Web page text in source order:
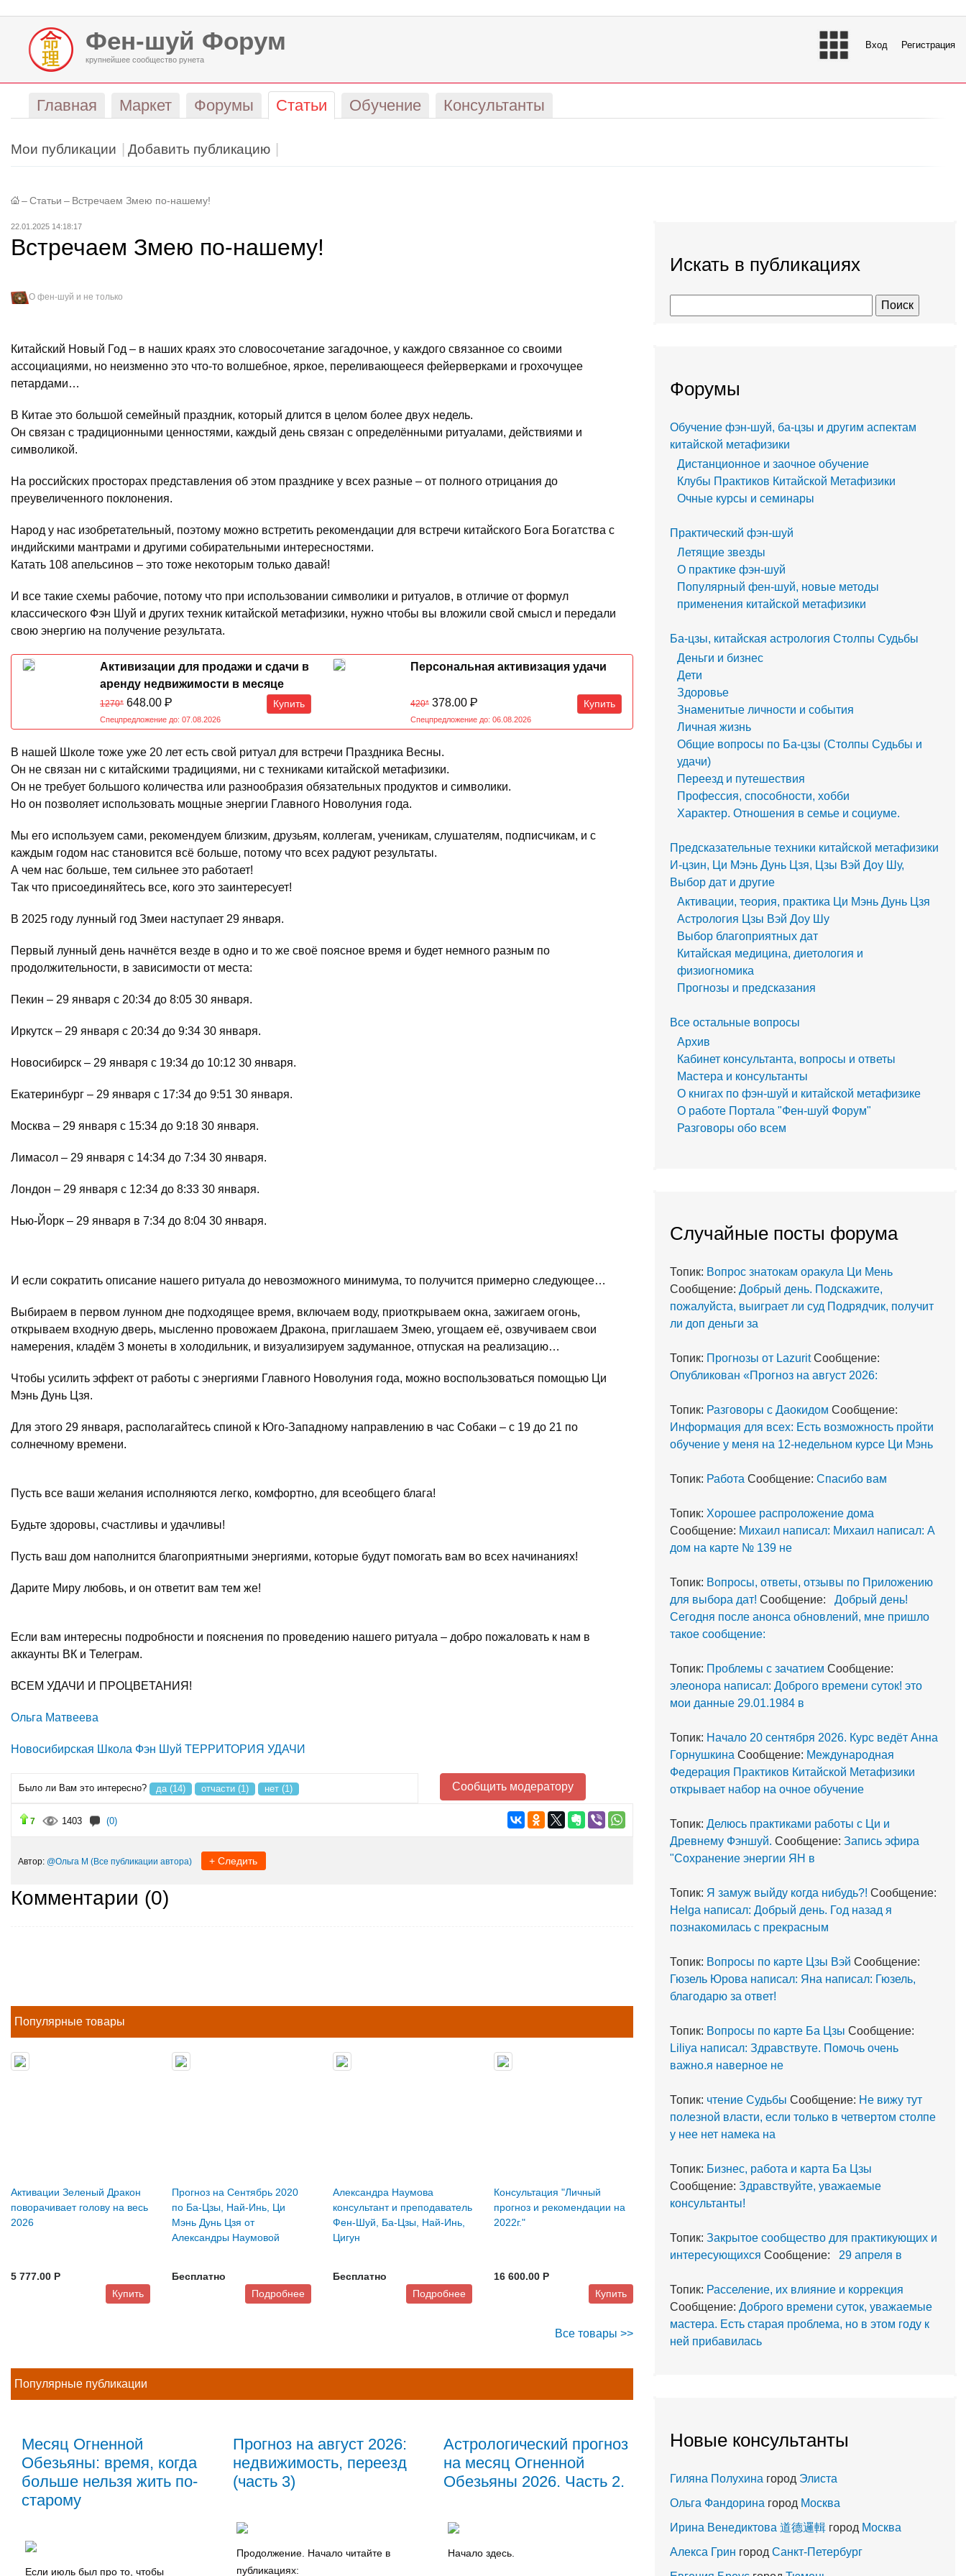
Фен-шуй Форум
крупнейшее сообщество рунета
Вход Регистрация
Главная Маркет Форумы Статьи Обучение Консультанты
Мои публикации Добавить публикацию
– Статьи – Встречаем Змею по-нашему!
22.01.2025 14:18:17
Встречаем Змею по-нашему!
О фен-шуй и не только
Китайский Новый Год – в наших краях это словосочетание загадочное, у каждого связанное со своими
ассоциациями, но неизменно это что-то волшебное, яркое, переливающееся фейерверками и грохочущее
петардами…
В Китае это большой семейный праздник, который длится в целом более двух недель.
Он связан с традиционными ценностями, каждый день связан с определёнными ритуалами, действиями и
символикой.
На российских просторах представления об этом празднике у всех разные – от полного отрицания до
преувеличенного поклонения.
Народ у нас изобретательный, поэтому можно встретить рекомендации для встречи китайского Бога Богатства с
индийскими мантрами и другими собирательными интересностями.
Катать 108 апельсинов – это тоже некоторым только давай!
И все такие схемы рабочие, потому что при использовании символики и ритуалов, в отличие от формул
классического Фэн Шуй и других техник китайской метафизики, нужно чтобы вы вложили свой смысл и передали
свою энергию на получение результата.
Активизации для продажи и сдачи в
аренду недвижимости в месяце
Обезьяны 07.08-07.09.2026
1270* 648.00 Р Купить
Спецпредложение до: 07.08.2026
Персональная активизация удачи
420* 378.00 Р Купить
Спецпредложение до: 06.08.2026
В нашей Школе тоже уже 20 лет есть свой ритуал для встречи Праздника Весны.
Он не связан ни с китайскими традициями, ни с техниками китайской метафизики.
Он не требует большого количества или разнообразия обязательных продуктов и символики.
Но он позволяет использовать мощные энергии Главного Новолуния года.
Мы его используем сами, рекомендуем близким, друзьям, коллегам, ученикам, слушателям, подписчикам, и с
каждым годом нас становится всё больше, потому что всех радуют результаты.
А чем нас больше, тем сильнее это работает!
Так что присоединяйтесь все, кого это заинтересует!
В 2025 году лунный год Змеи наступает 29 января.
Первый лунный день начнётся везде в одно и то же своё поясное время и будет немного разным по
продолжительности, в зависимости от места:
Пекин – 29 января с 20:34 до 8:05 30 января.
Иркутск – 29 января с 20:34 до 9:34 30 января.
Новосибирск – 29 января с 19:34 до 10:12 30 января.
Екатеринбург – 29 января с 17:34 до 9:51 30 января.
Москва – 29 января с 15:34 до 9:18 30 января.
Лимасол – 29 января с 14:34 до 7:34 30 января.
Лондон – 29 января с 12:34 до 8:33 30 января.
Нью-Йорк – 29 января в 7:34 до 8:04 30 января.
И если сократить описание нашего ритуала до невозможного минимума, то получится примерно следующее…
Выбираем в первом лунном дне подходящее время, включаем воду, приоткрываем окна, зажигаем огонь,
открываем входную дверь, мысленно провожаем Дракона, приглашаем Змею, угощаем её, озвучиваем свои
намерения, кладём 3 монеты в холодильник, и визуализируем задуманное, отпуская на реализацию…
Чтобы усилить эффект от работы с энергиями Главного Новолуния года, можно воспользоваться помощью Ци
Мэнь Дунь Цзя.
Для этого 29 января, располагайтесь спиной к Юго-Западному направлению в час Собаки – с 19 до 21 по
солнечному времени.
Пусть все ваши желания исполняются легко, комфортно, для всеобщего блага!
Будьте здоровы, счастливы и удачливы!
Пусть ваш дом наполнится благоприятными энергиями, которые будут помогать вам во всех начинаниях!
Дарите Миру любовь, и он ответит вам тем же!
Если вам интересны подробности и пояснения по проведению нашего ритуала – добро пожаловать к нам в
аккаунты ВК и Телеграм.
ВСЕМ УДАЧИ И ПРОЦВЕТАНИЯ!
Ольга Матвеева
Новосибирская Школа Фэн Шуй ТЕРРИТОРИЯ УДАЧИ
Было ли Вам это интересно? да (14) отчасти (1) нет (1) Сообщить модератору
7 1403 (0)
Автор: @Ольга М (Все публикации автора) + Следить
Комментарии (0)
Популярные товары
Активации Зеленый Дракон
поворачивает голову на весь
2026
5 777.00 P
Купить
Прогноз на Сентябрь 2020
по Ба-Цзы, Най-Инь, Ци
Мэнь Дунь Цзя от
Александры Наумовой
Бесплатно
Подробнее
Александра Наумова
консультант и преподаватель
Фен-Шуй, Ба-Цзы, Най-Инь,
Цигун
Бесплатно
Подробнее
Консультация "Личный
прогноз и рекомендации на
2022г."
16 600.00 P
Купить
Все товары >>
Популярные публикации
Месяц Огненной
Обезьяны: время, когда
больше нельзя жить по-
старому
Если июль был про то, чтобы
Прогноз на август 2026:
недвижимость, переезд
(часть 3)
Продолжение. Начало читайте в
публикациях:
Астрологический прогноз
на месяц Огненной
Обезьяны 2026. Часть 2.
Начало здесь.
Искать в публикациях
Форумы
Обучение фэн-шуй, ба-цзы и другим аспектам
китайской метафизики
Дистанционное и заочное обучение
Клубы Практиков Китайской Метафизики
Очные курсы и семинары
Практический фэн-шуй
Летящие звезды
О практике фэн-шуй
Популярный фен-шуй, новые методы
применения китайской метафизики
Ба-цзы, китайская астрология Столпы Судьбы
Деньги и бизнес
Дети
Здоровье
Знаменитые личности и события
Личная жизнь
Общие вопросы по Ба-цзы (Столпы Судьбы и
удачи)
Переезд и путешествия
Профессия, способности, хобби
Характер. Отношения в семье и социуме.
Предсказательные техники китайской метафизики
И-цзин, Ци Мэнь Дунь Цзя, Цзы Вэй Доу Шу,
Выбор дат и другие
Активации, теория, практика Ци Мэнь Дунь Цзя
Астрология Цзы Вэй Доу Шу
Выбор благоприятных дат
Китайская медицина, диетология и
физиогномика
Прогнозы и предсказания
Все остальные вопросы
Архив
Кабинет консультанта, вопросы и ответы
Мастера и консультанты
О книгах по фэн-шуй и китайской метафизике
О работе Портала "Фен-шуй Форум"
Разговоры обо всем
Случайные посты форума
Топик: Вопрос знатокам оракула Ци Мень
Сообщение: Добрый день. Подскажите,
пожалуйста, выиграет ли суд Подрядчик, получит
ли доп деньги за
Топик: Прогнозы от LazuritСообщение:
Опубликован «Прогноз на август 2026:
Топик: Разговоры с Даокидом Сообщение:
Информация для всех: Есть возможность пройти
обучение у меня на 12-недельном курсе Ци Мэнь
Топик: Работа Сообщение: Спасибо вам
Топик: Хорошее распроложение дома
Сообщение: Михаил написал: Михаил написал: А
дом на карте № 139 не
Топик: Вопросы, ответы, отзывы по Приложению
для выбора дат! Сообщение:
Добрый день!
Сегодня после анонса обновлений, мне пришло
такое сообщение:
Топик: Проблемы с зачатием Сообщение:
элеонора написал: Доброго времени суток! это
мои данные 29.01.1984 в
Топик: Начало 20 сентября 2026. Курс ведёт Анна
Горнушкина Сообщение: Международная
Федерация Практиков Китайской Метафизики
открывает набор на очное обучение
Топик: Делюсь практиками работы с Ци и
Древнему Фэншуй. Сообщение: Запись эфира
"Сохранение энергии ЯН в
Топик: Я замуж выйду когда нибудь?! Сообщение:
Helga написал: Добрый день. Год назад я
познакомилась с прекрасным
Топик: Вопросы по карте Цзы Вэй Сообщение:
Гюзель Юрова написал: Яна написал: Гюзель,
благодарю за ответ!
Топик: Вопросы по карте Ба Цзы Сообщение:
Liliya написал: Здравствуте. Помочь очень
важно.я наверное не
Топик: чтение Судьбы Сообщение: Не вижу тут
полезной власти, если только в четвертом столпе
у нее нет намека на
Топик: Бизнес, работа и карта Ба Цзы
Сообщение: Здравствуйте, уважаемые
консультанты!
Топик: Закрытое сообщество для практикующих и
интересующихся Сообщение: 29 апреля в
Топик: Расселение, их влияние и коррекция
Сообщение: Доброго времени суток, уважаемые
мастера. Есть старая проблема, но в этом году к
ней прибавилась
Новые консультанты
Гиляна Полухина город Элиста
Ольга Фандорина город Москва
Ирина Венедиктова 道德邏輯 город Москва
Алекса Грин город Санкт-Петербург